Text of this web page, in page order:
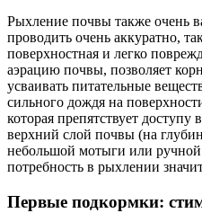
Рыхление почвы также очень
проводить очень аккуратно,
поверхностная и легко
аэрацию почвы, позволяет
усваивать питательные
сильного дождя на
которая препятствует
верхний слой почвы (на
небольшой мотыги или
потребность в рыхлении
Первые подкормки: